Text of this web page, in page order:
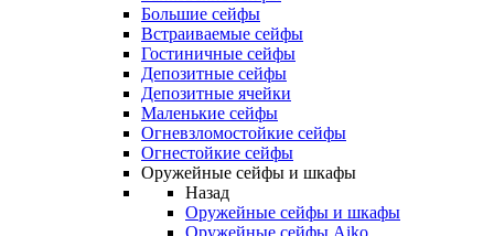
Большие сейфы
Встраиваемые сейфы
Гостиничные сейфы
Депозитные сейфы
Депозитные ячейки
Маленькие сейфы
Огневзломостойкие сейфы
Огнестойкие сейфы
Оружейные сейфы и шкафы
Назад
Оружейные сейфы и шкафы
Оружейные сейфы Aiko